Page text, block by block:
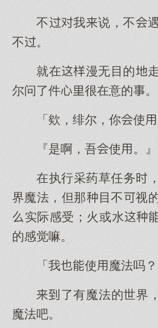
不我说，不
不。
就在漫无目的
尔问了件很在意的。
「欸，绯尔，你使
『是啊，吾使。』
在执行采药草任务
界魔法，但那目不视
实际感受；火或水
的感觉嘛。
「我使魔法吗？
了有魔法的世
魔法吧。